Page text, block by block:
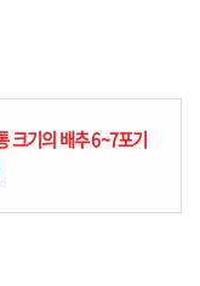
크기의 배추 6~7포기